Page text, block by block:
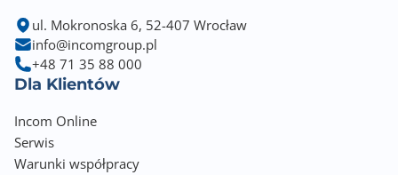
ul. Mokronoska 6, 52-407 Wrocław
info@incomgroup.pl
+48 71 35 88 000
Dla Klientów
Incom Online
Serwis
Warunki współpracy